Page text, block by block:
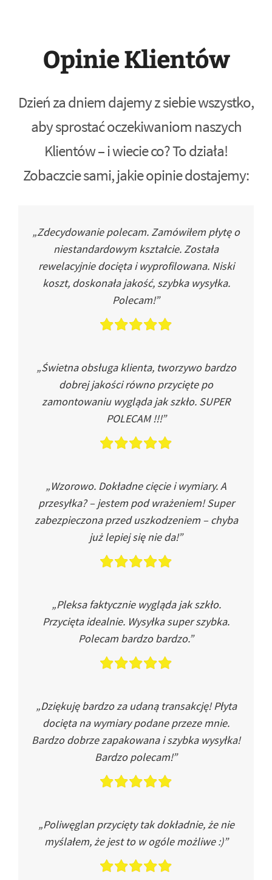
Opinie Klientów
Dzień za dniem dajemy z siebie wszystko,
aby sprostać oczekiwaniom naszych
Klientów – i wiecie co? To działa!
Zobaczcie sami, jakie opinie dostajemy:
„Zdecydowanie polecam. Zamówiłem płytę o
niestandardowym kształcie. Została
rewelacyjnie docięta i wyprofilowana. Niski
koszt, doskonała jakość, szybka wysyłka.
Polecam!”
„Świetna obsługa klienta, tworzywo bardzo
dobrej jakości równo przycięte po
zamontowaniu wygląda jak szkło. SUPER
POLECAM !!!”
„Wzorowo. Dokładne cięcie i wymiary. A
przesyłka? – jestem pod wrażeniem! Super
zabezpieczona przed uszkodzeniem – chyba
już lepiej się nie da!”
„Pleksa faktycznie wygląda jak szkło.
Przycięta idealnie. Wysyłka super szybka.
Polecam bardzo bardzo.”
„Dziękuję bardzo za udaną transakcję! Płyta
docięta na wymiary podane przeze mnie.
Bardzo dobrze zapakowana i szybka wysyłka!
Bardzo polecam!”
„Poliwęglan przycięty tak dokładnie, że nie
myślałem, że jest to w ogóle możliwe :)”